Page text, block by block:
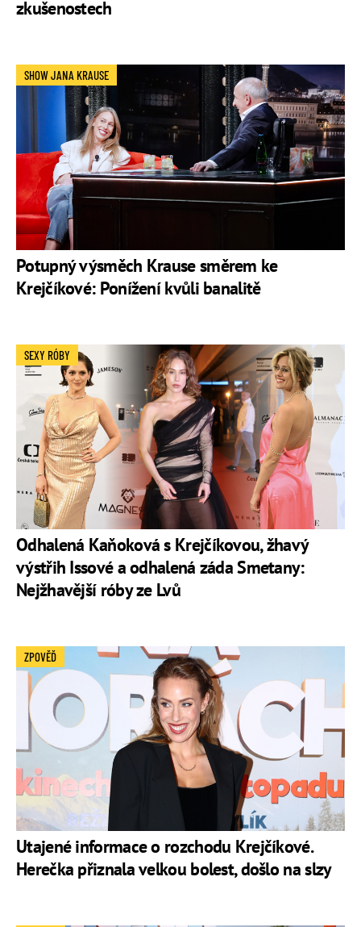
zkušenostech
Potupný výsměch Krause směrem ke
Krejčíkové: Ponížení kvůli banalitě
SHOW JANA KRAUSE
Odhalená Kaňoková s Krejčíkovou, žhavý
výstřih Issové a odhalená záda Smetany:
Nejžhavější róby ze Lvů
SEXY RÓBY
Utajené informace o rozchodu Krejčíkové.
Herečka přiznala velkou bolest, došlo na slzy
ZPOVĚĎ